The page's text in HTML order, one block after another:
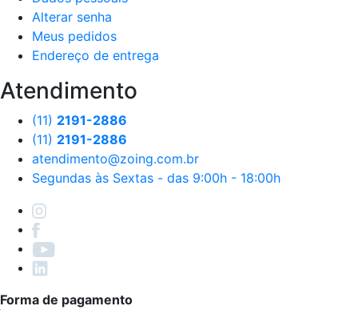
Alterar senha
Meus pedidos
Endereço de entrega
Atendimento
(11) 2191-2886
(11) 2191-2886
atendimento@zoing.com.br
Segundas às Sextas - das 9:00h - 18:00h
Forma de pagamento